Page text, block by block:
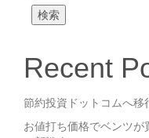
検索
Recent
節約投資ドットコムへ移
お値打ち価格でベンツ